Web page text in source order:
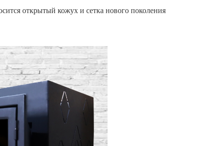
открытый кожух и сетка нового поколения